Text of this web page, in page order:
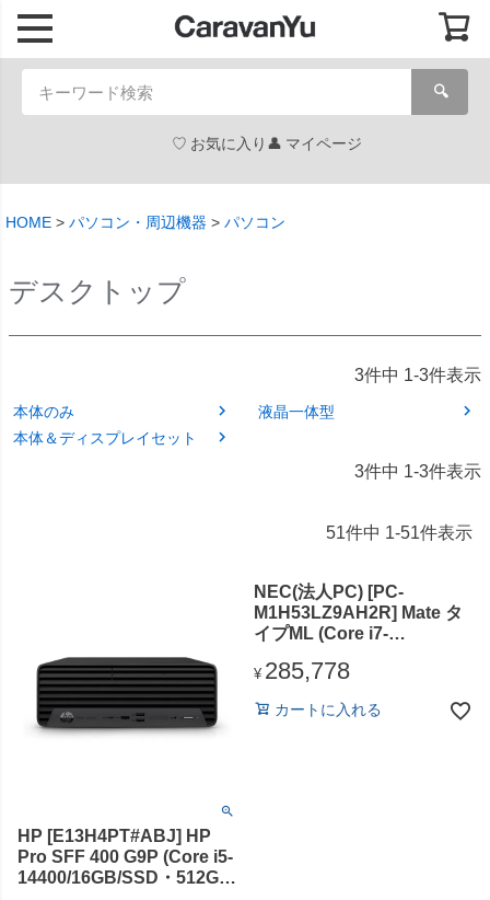
🔍
お気に入り マイページ
HOME パソコン・周辺機器 パソコン
デスクトップ
3件中 1-3件表示
本体のみ
液晶一体型
本体＆ディスプレイセット
3件中 1-3件表示
51件中 1-51件表示
HP [E13H4PT#ABJ] HP
Pro SFF 400 G9P (Core i5-
14400/16GB/SSD・512GB/
NEC(法人PC) [PC-
M1H53LZ9AH2R] Mate タ
イプML (Core i7-
VDスーパーマル
25H2/Office Home &
¥ 285,778
カートに入れる